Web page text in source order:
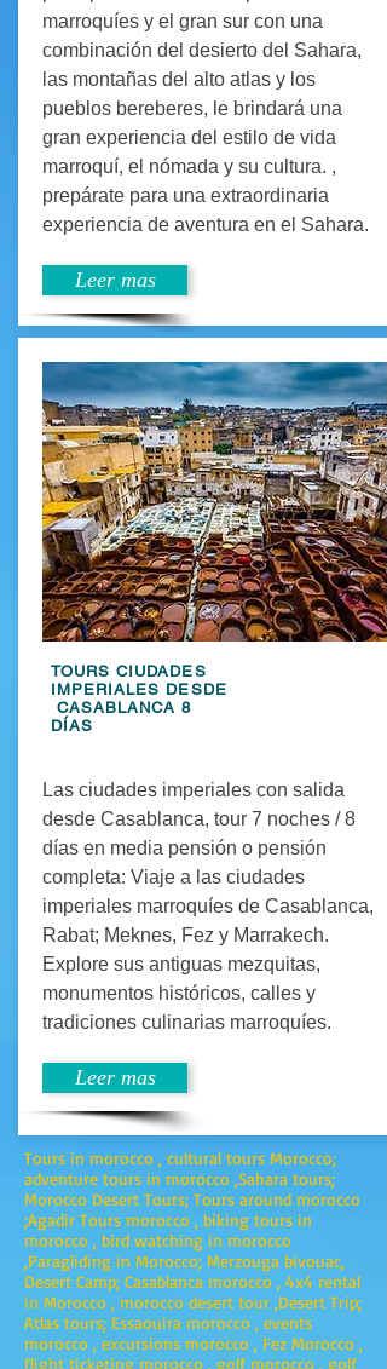
marroquíes y el gran sur con una
combinación del desierto del Sahara,
las montañas del alto atlas y los
pueblos bereberes, le brindará una
gran experiencia del estilo de vida
marroquí, el nómada y su cultura. ,
prepárate para una extraordinaria
experiencia de aventura en el Sahara.
Leer mas
TOURS CIUDADES
IMPERIALES DESDE
CASABLANCA 8
DÍAS
Las ciudades imperiales con salida
desde Casablanca, tour 7 noches / 8
días en media pensión o pensión
completa: Viaje a las ciudades
imperiales marroquíes de Casablanca,
Rabat; Meknes, Fez y Marrakech.
Explore sus antiguas mezquitas,
monumentos históricos, calles y
tradiciones culinarias marroquíes.
Leer mas
Tours in morocco , cultural tours Morocco;
adventure tours in morocco ,Sahara tours;
Morocco Desert Tours; Tours around morocco
;Agadir Tours morocco , biking tours in
morocco , bird watching in morocco
,Paragliding in Morocco; Merzouga bivouac,
Desert Camp; Casablanca morocco , 4x4 rental
in Morocco , morocco desert tour ,Desert Trip;
Atlas tours; Essaouira morocco , events
morocco , excursions morocco , Fez Morocco ,
flight ticketing morocco , golf morocco , golf